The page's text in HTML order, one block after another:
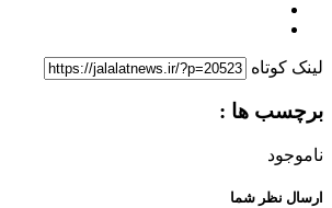
لینک کوتاه
برچسب ها :
ناموجود
ارسال نظر شما